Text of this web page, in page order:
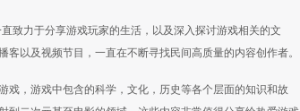
致力于分享游戏玩家的生活，以及深入探讨游戏相关的文
客以及视频节目，一直在不断寻找民间高质量的内容创作者。
戏，游戏中包含的科学，文化，历史等各个层面的知识和故